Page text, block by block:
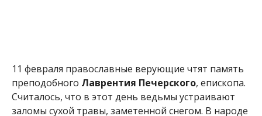
11 февраля православные верующие чтят память
преподобного Лаврентия Печерского, епископа.
Считалось, что в этот день ведьмы устраивают
заломы сухой травы, заметенной снегом. В народе